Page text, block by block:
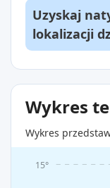
Uzyskaj
lokalizacji
Wykres
Wykres
15°